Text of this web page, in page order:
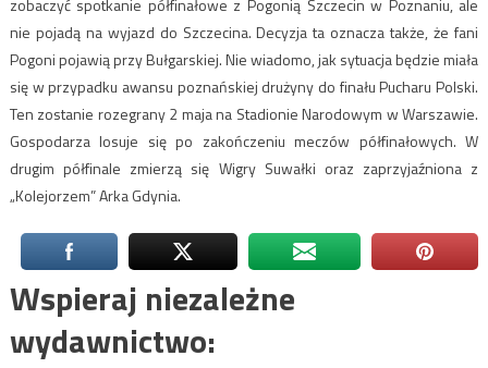
zobaczyć spotkanie półfinałowe z Pogonią Szczecin w Poznaniu, ale
nie pojadą na wyjazd do Szczecina. Decyzja ta oznacza także, że fani
Pogoni pojawią przy Bułgarskiej. Nie wiadomo, jak sytuacja będzie miała
się w przypadku awansu poznańskiej drużyny do finału Pucharu Polski.
Ten zostanie rozegrany 2 maja na Stadionie Narodowym w Warszawie.
Gospodarza losuje się po zakończeniu meczów półfinałowych. W
drugim półfinale zmierzą się Wigry Suwałki oraz zaprzyjaźniona z
„Kolejorzem” Arka Gdynia.
Wspieraj niezależne
wydawnictwo: